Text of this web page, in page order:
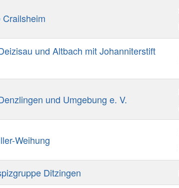
und Altbach mit Johanniterstift
und Umgebung e. V.
Weihung
Ditzingen